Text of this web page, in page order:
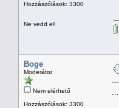
Hozzászólások: 3300
Ne vedd el!
Boge
Moderátor
Nem elérhető
Hozzászólások: 3300